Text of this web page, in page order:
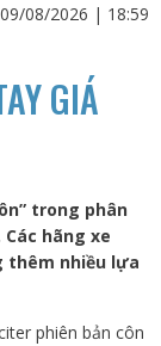
08/2026 | 18:59
GIÁ
trong phân
hãng xe
thêm nhiều lựa
phiên bản côn